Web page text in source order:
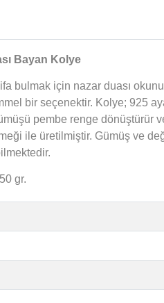
Bayan Kolye
bulmak için nazar duası
bir seçenektir. Kolye; 925
pembe renge
ile üretilmiştir. Gümüş ve
gr.